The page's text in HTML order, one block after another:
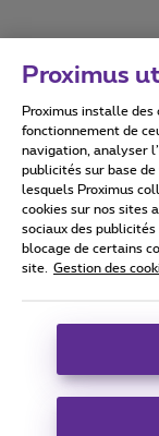
Conditions
Tous droits
Conditions
Coordonnées de
Boulevard du Roi
Proximus
Proximus installe des
fonctionnement de
navigation, analyser
publicités sur base
lesquels Proximus
cookies sur nos sites
sociaux des
blocage de certains
site.
Gestion des